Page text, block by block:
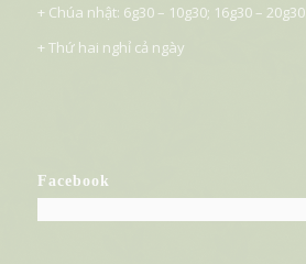
+ Chúa nhật: 6g30 – 10g30; 16g30 – 20g30
+ Thứ hai nghỉ cả ngày
Facebook